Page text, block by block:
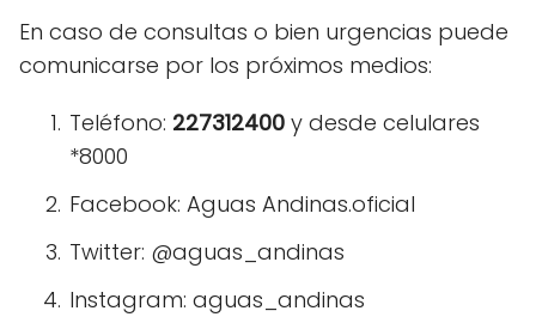
En caso de consultas o bien urgencias puede
comunicarse por los próximos medios:
Teléfono: 227312400 y desde celulares
*8000
Facebook: Aguas Andinas.oficial
Twitter: @aguas_andinas
Instagram: aguas_andinas